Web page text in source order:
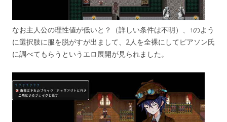
なお主人公の理性値が低いと？（詳しい条件は不明）、↑のよう
に選択肢に服を脱がすが出まして、2人を全裸にしてピアソン氏
に調べてもらうというエロ展開が見られました。